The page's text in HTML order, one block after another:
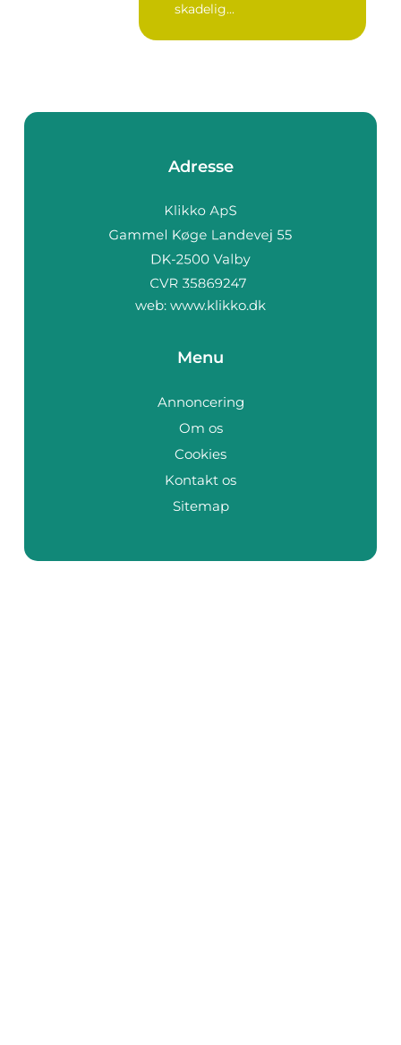
skadelig...
Adresse
web: www.klikko.dk
Menu
Annoncering
Om os
Cookies
Kontakt os
Sitemap